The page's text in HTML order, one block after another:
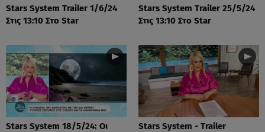
Stars System Trailer 1/6/24
Στις 13:10 Στο Star
Stars System Trailer 25/5/24
Στις 13:10 Στο Star
Stars System 18/5/24: Οι
Stars System - Trailer